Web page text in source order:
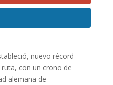
nuevo récord
con un crono de
alemana de